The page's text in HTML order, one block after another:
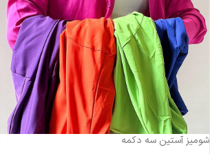
شومیز آستین سه دکمه